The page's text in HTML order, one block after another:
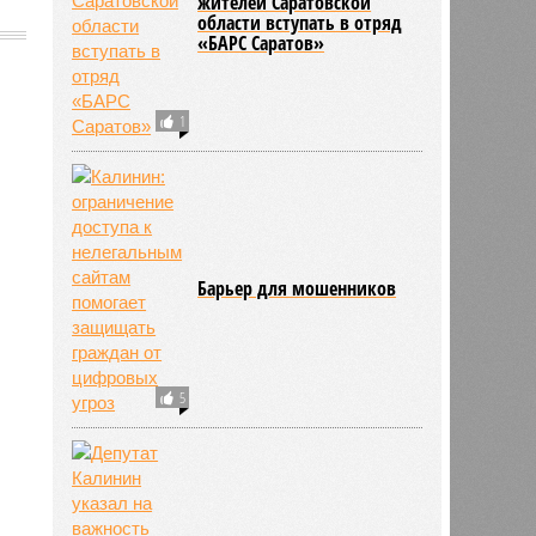
1
области вступать в отряд
«БАРС Саратов»
5
Барьер для мошенников